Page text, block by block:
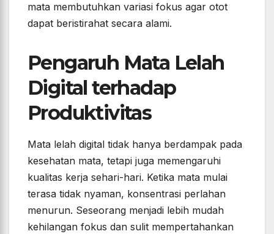
mata membutuhkan variasi fokus agar otot
dapat beristirahat secara alami.
Pengaruh Mata Lelah
Digital terhadap
Produktivitas
Mata lelah digital tidak hanya berdampak pada
kesehatan mata, tetapi juga memengaruhi
kualitas kerja sehari-hari. Ketika mata mulai
terasa tidak nyaman, konsentrasi perlahan
menurun. Seseorang menjadi lebih mudah
kehilangan fokus dan sulit mempertahankan